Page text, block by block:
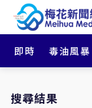
即時 毒油風暴
搜尋結果